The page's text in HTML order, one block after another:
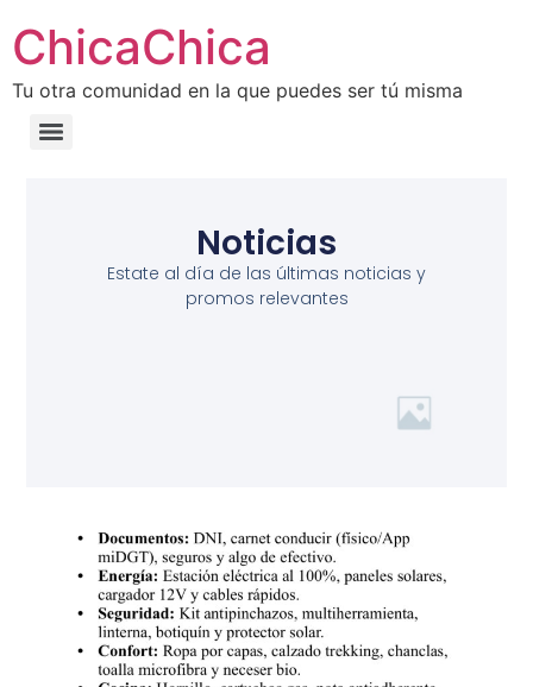
ChicaChica
Tu otra comunidad en la que puedes ser tú misma
Noticias
Estate al día de las últimas noticias y
promos relevantes